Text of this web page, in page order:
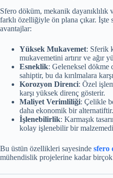
Sfero döküm, mekanik
farklı özelliğiyle ön plana çıkar. İşte
avantajlar:
Yüksek Mukavemet: Sferik
mukavemetini artırır ve ağır
Esneklik: Geleneksel dökme
sahiptir, bu da kırılmalara
Korozyon Direnci: Özel
karşı yüksek direnç gösterir.
Maliyet Verimliliği: Çelikle
daha ekonomik bir alternatiftir.
İşlenebilirlik: Karmaşık
kolay işlenebilir bir
Bu üstün özellikleri sayesinde sfero
mühendislik projelerine kadar